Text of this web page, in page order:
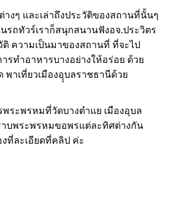
างๆ และเล่าถึงประวัติของสถานที่นั้นๆ
รถทัวร์เราก็สนุกสนานฟังอจ.ประวิตร
ติ ความเป็นมาของสถานที่ ที่จะไป
รทำอาหารบางอย่างให้อร่อย ด้ว
าเที่ยวเมืองอุุบลราชธานีด้ว
ระพรหมที่วัดบางตำแย เมืองอุบล
าบพระพรหมขอพรแต่ละทิศต่างกัน
งที่ละเอียดที่คลิป ค่ะ